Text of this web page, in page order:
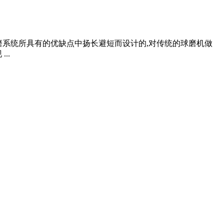
统所具有的优缺点中扬长避短而设计的,对传统的球磨机做
...